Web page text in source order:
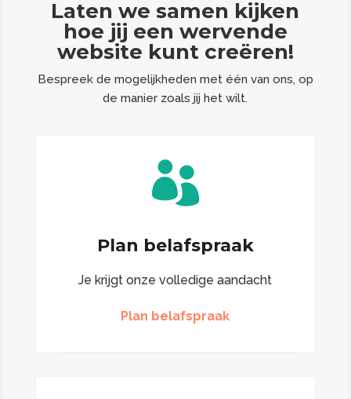
Laten we samen kijken
hoe jij een wervende
website kunt creëren!
Bespreek de mogelijkheden met één van ons, op
de manier zoals jij het wilt.

Plan belafspraak
Je krijgt onze volledige aandacht
Plan belafspraak